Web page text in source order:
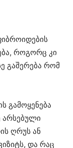
როგორც კი
გაშერება რომ
გამოყენება
არსებული
ღრუს ან
და რაც